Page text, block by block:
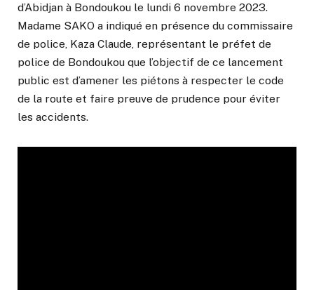
d’Abidjan à Bondoukou le lundi 6 novembre 2023.
Madame SAKO a indiqué en présence du commissaire
de police, Kaza Claude, représentant le préfet de
police de Bondoukou que l’objectif de ce lancement
public est d’amener les piétons à respecter le code
de la route et faire preuve de prudence pour éviter
les accidents.